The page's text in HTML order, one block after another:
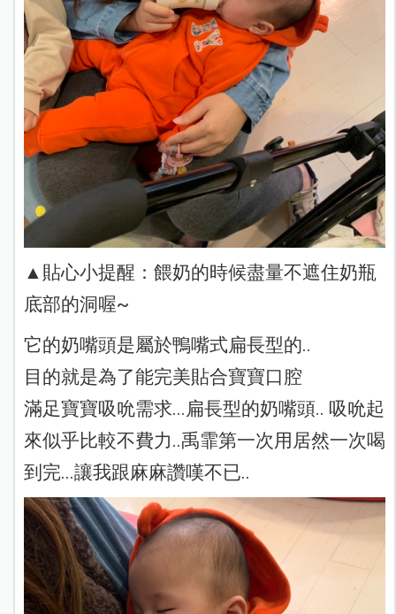
▲貼心小提醒：餵奶的時候盡量不遮住奶瓶
底部的洞喔~
它的奶嘴頭是屬於鴨嘴式扁長型的..
目的就是為了能完美貼合寶寶口腔
滿足寶寶吸吮需求...扁長型的奶嘴頭.. 吸吮起
來似乎比較不費力..禹霏第一次用居然一次喝
到完...讓我跟麻麻讚嘆不已..